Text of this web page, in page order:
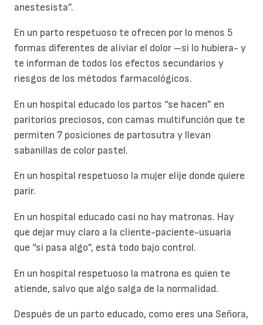
anestesista”.
En un parto respetuoso te ofrecen por lo menos 5
formas diferentes de aliviar el dolor –si lo hubiera- y
te informan de todos los efectos secundarios y
riesgos de los métodos farmacológicos.
En un hospital educado los partos “se hacen” en
paritorios preciosos, con camas multifunción que te
permiten 7 posiciones de partosutra y llevan
sabanillas de color pastel.
En un hospital respetuoso la mujer elije donde quiere
parir.
En un hospital educado casi no hay matronas. Hay
que dejar muy claro a la cliente-paciente-usuaria
que “si pasa algo”, está todo bajo control.
En un hospital respetuoso la matrona es quien te
atiende, salvo que algo salga de la normalidad.
Después de un parto educado, como eres una Señora,